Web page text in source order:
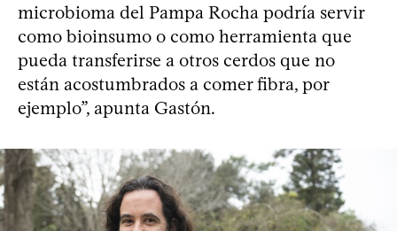
microbioma del Pampa Rocha podría servir
como bioinsumo o como herramienta que
pueda transferirse a otros cerdos que no
están acostumbrados a comer fibra, por
ejemplo”, apunta Gastón.